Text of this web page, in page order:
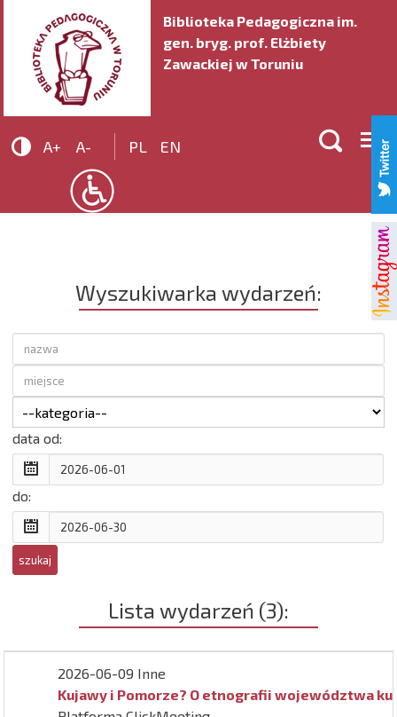
Biblioteka Pedagogiczna im.
gen. bryg. prof. Elżbiety
Zawackiej w Toruniu
 A+ A- PL EN 
Wyszukiwarka wydarzeń:
data od:
do:
Lista wydarzeń (3):
2026-06-09 Inne
Kujawy i Pomorze? O etnografii województwa